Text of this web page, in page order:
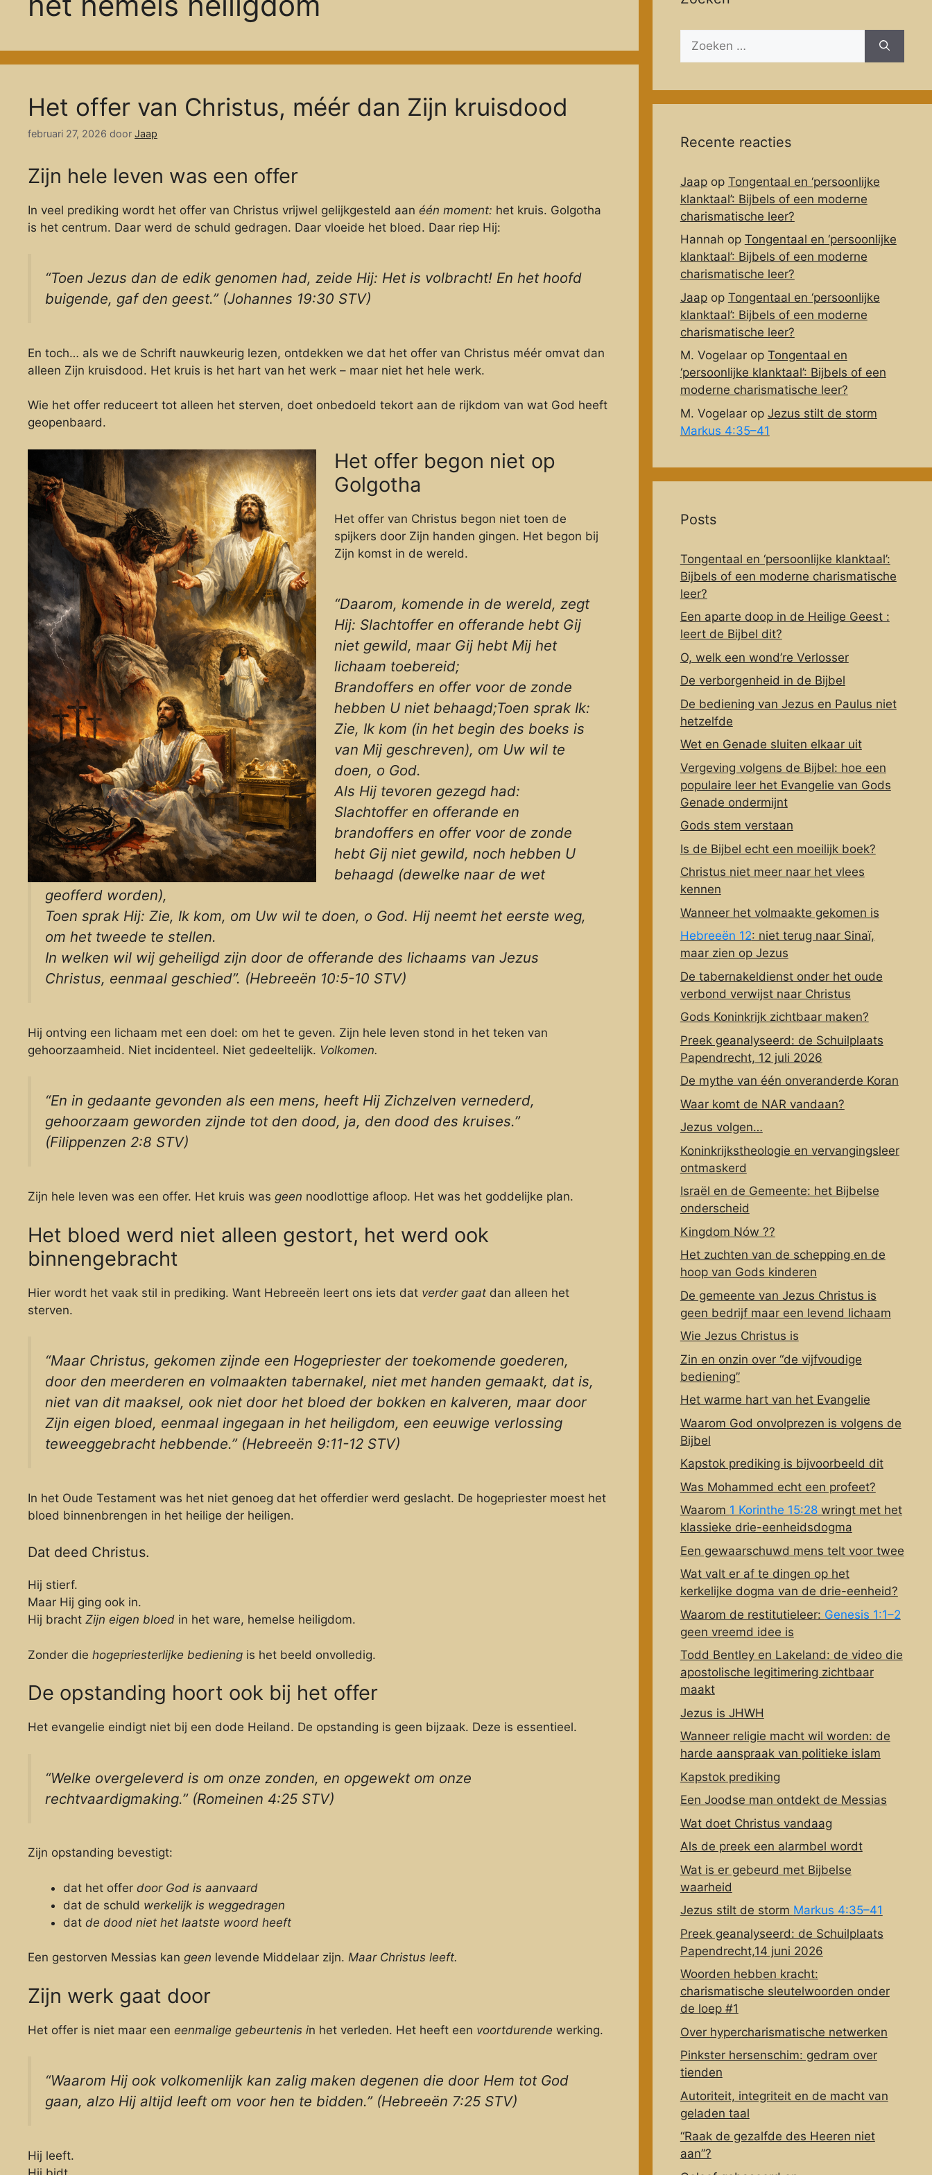
Het offer van Christus, méér dan Zijn kruisdood
februari 27, 2026 door Jaap
Zijn hele leven was een offer
In veel prediking wordt het offer van Christus vrijwel gelijkgesteld aan één moment: het kruis. Golgotha
is het centrum. Daar werd de schuld gedragen. Daar vloeide het bloed. Daar riep Hij:
“Toen Jezus dan de edik genomen had, zeide Hij: Het is volbracht! En het hoofd
buigende, gaf den geest.” (Johannes 19:30 STV)
En toch… als we de Schrift nauwkeurig lezen, ontdekken we dat het offer van Christus méér omvat dan
alleen Zijn kruisdood. Het kruis is het hart van het werk – maar niet het hele werk.
Wie het offer reduceert tot alleen het sterven, doet onbedoeld tekort aan de rijkdom van wat God heeft
geopenbaard.
Het offer begon niet op
Golgotha
Het offer van Christus begon niet toen de
spijkers door Zijn handen gingen. Het begon bij
Zijn komst in de wereld.
“Daarom, komende in de wereld, zegt
Hij: Slachtoffer en offerande hebt Gij
niet gewild, maar Gij hebt Mij het
lichaam toebereid;
Brandoffers en offer voor de zonde
hebben U niet behaagd;Toen sprak Ik:
Zie, Ik kom (in het begin des boeks is
van Mij geschreven), om Uw wil te
doen, o God.
Als Hij tevoren gezegd had:
Slachtoffer en offerande en
brandoffers en offer voor de zonde
hebt Gij niet gewild, noch hebben U
behaagd (dewelke naar de wet
geofferd worden),
Toen sprak Hij: Zie, Ik kom, om Uw wil te doen, o God. Hij neemt het eerste weg,
om het tweede te stellen.
In welken wil wij geheiligd zijn door de offerande des lichaams van Jezus
Christus, eenmaal geschied”. (Hebreeën 10:5-10 STV)
Hij ontving een lichaam met een doel: om het te geven. Zijn hele leven stond in het teken van
gehoorzaamheid. Niet incidenteel. Niet gedeeltelijk. Volkomen.
“En in gedaante gevonden als een mens, heeft Hij Zichzelven vernederd,
gehoorzaam geworden zijnde tot den dood, ja, den dood des kruises.”
(Filippenzen 2:8 STV)
Zijn hele leven was een offer. Het kruis was geen noodlottige afloop. Het was het goddelijke plan.
Het bloed werd niet alleen gestort, het werd ook
binnengebracht
Hier wordt het vaak stil in prediking. Want Hebreeën leert ons iets dat verder gaat dan alleen het
sterven.
“Maar Christus, gekomen zijnde een Hogepriester der toekomende goederen,
door den meerderen en volmaakten tabernakel, niet met handen gemaakt, dat is,
niet van dit maaksel, ook niet door het bloed der bokken en kalveren, maar door
Zijn eigen bloed, eenmaal ingegaan in het heiligdom, een eeuwige verlossing
teweeggebracht hebbende.” (Hebreeën 9:11-12 STV)
In het Oude Testament was het niet genoeg dat het offerdier werd geslacht. De hogepriester moest het
bloed binnenbrengen in het heilige der heiligen.
Dat deed Christus.
Hij stierf.
Maar Hij ging ook in.
Hij bracht Zijn eigen bloed in het ware, hemelse heiligdom.
Zonder die hogepriesterlijke bediening is het beeld onvolledig.
De opstanding hoort ook bij het offer
Het evangelie eindigt niet bij een dode Heiland. De opstanding is geen bijzaak. Deze is essentieel.
“Welke overgeleverd is om onze zonden, en opgewekt om onze
rechtvaardigmaking.” (Romeinen 4:25 STV)
Zijn opstanding bevestigt:
dat het offer door God is aanvaard
dat de schuld werkelijk is weggedragen
dat de dood niet het laatste woord heeft
Een gestorven Messias kan geen levende Middelaar zijn. Maar Christus leeft.
Zijn werk gaat door
Het offer is niet maar een eenmalige gebeurtenis in het verleden. Het heeft een voortdurende werking.
“Waarom Hij ook volkomenlijk kan zalig maken degenen die door Hem tot God
gaan, alzo Hij altijd leeft om voor hen te bidden.” (Hebreeën 7:25 STV)
Hij leeft.
naar:
Recente reacties
Jaapop Tongentaal en ‘persoonlijke
klanktaal’: Bijbels of een moderne
charismatische leer?
Hannah op Tongentaal en ‘persoonlijke
klanktaal’: Bijbels of een moderne
charismatische leer?
Jaapop Tongentaal en ‘persoonlijke
klanktaal’: Bijbels of een moderne
charismatische leer?
M. Vogelaarop Tongentaal en
‘persoonlijke klanktaal’: Bijbels of een
moderne charismatische leer?
M. Vogelaarop Jezus stilt de storm
Markus 4:35–41
Posts
Tongentaal en ‘persoonlijke klanktaal’:
Bijbels of een moderne charismatische
leer?
Een aparte doop in de Heilige Geest :
leert de Bijbel dit?
O, welk een wond’re Verlosser
De verborgenheid in de Bijbel
De bediening van Jezus en Paulus niet
hetzelfde
Wet en Genade sluiten elkaar uit
Vergeving volgens de Bijbel: hoe een
populaire leer het Evangelie van Gods
Genade ondermijnt
Gods stem verstaan
Is de Bijbel echt een moeilijk boek?
Christus niet meer naar het vlees
kennen
Wanneer het volmaakte gekomen is
Hebreeën 12: niet terug naar Sinaï,
maar zien op Jezus
De tabernakeldienst onder het oude
verbond verwijst naar Christus
Gods Koninkrijk zichtbaar maken?
Preek geanalyseerd: de Schuilplaats
Papendrecht, 12 juli 2026
De mythe van één onveranderde Koran
Waar komt de NAR vandaan?
Jezus volgen…
Koninkrijkstheologie en vervangingsleer
ontmaskerd
Israël en de Gemeente: het Bijbelse
onderscheid
Kingdom Nów ??
Het zuchten van de schepping en de
hoop van Gods kinderen
De gemeente van Jezus Christus is
geen bedrijf maar een levend lichaam
Wie Jezus Christus is
Zin en onzin over “de vijfvoudige
bediening”
Het warme hart van het Evangelie
Waarom God onvolprezen is volgens de
Bijbel
Kapstok prediking is bijvoorbeeld dit
Was Mohammed echt een profeet?
Waarom 1 Korinthe 15:28wringt met het
klassieke drie-eenheidsdogma
Een gewaarschuwd mens telt voor twee
Wat valt er af te dingen op het
kerkelijke dogma van de drie-eenheid?
Waarom de restitutieleer: Genesis 1:1–2
geen vreemd idee is
Todd Bentley en Lakeland: de video die
apostolische legitimering zichtbaar
maakt
Jezus is JHWH
Wanneer religie macht wil worden: de
harde aanspraak van politieke islam
Kapstok prediking
Een Joodse man ontdekt de Messias
Wat doet Christus vandaag
Als de preek een alarmbel wordt
Wat is er gebeurd met Bijbelse
waarheid
Jezus stilt de storm Markus 4:35–41
Preek geanalyseerd: de Schuilplaats
Papendrecht,14 juni 2026
Woorden hebben kracht:
charismatische sleutelwoorden onder
de loep #1
Over hypercharismatische netwerken
Pinkster hersenschim: gedram over
tienden
Autoriteit, integriteit en de macht van
geladen taal
“Raak de gezalfde des Heeren niet
aan”?